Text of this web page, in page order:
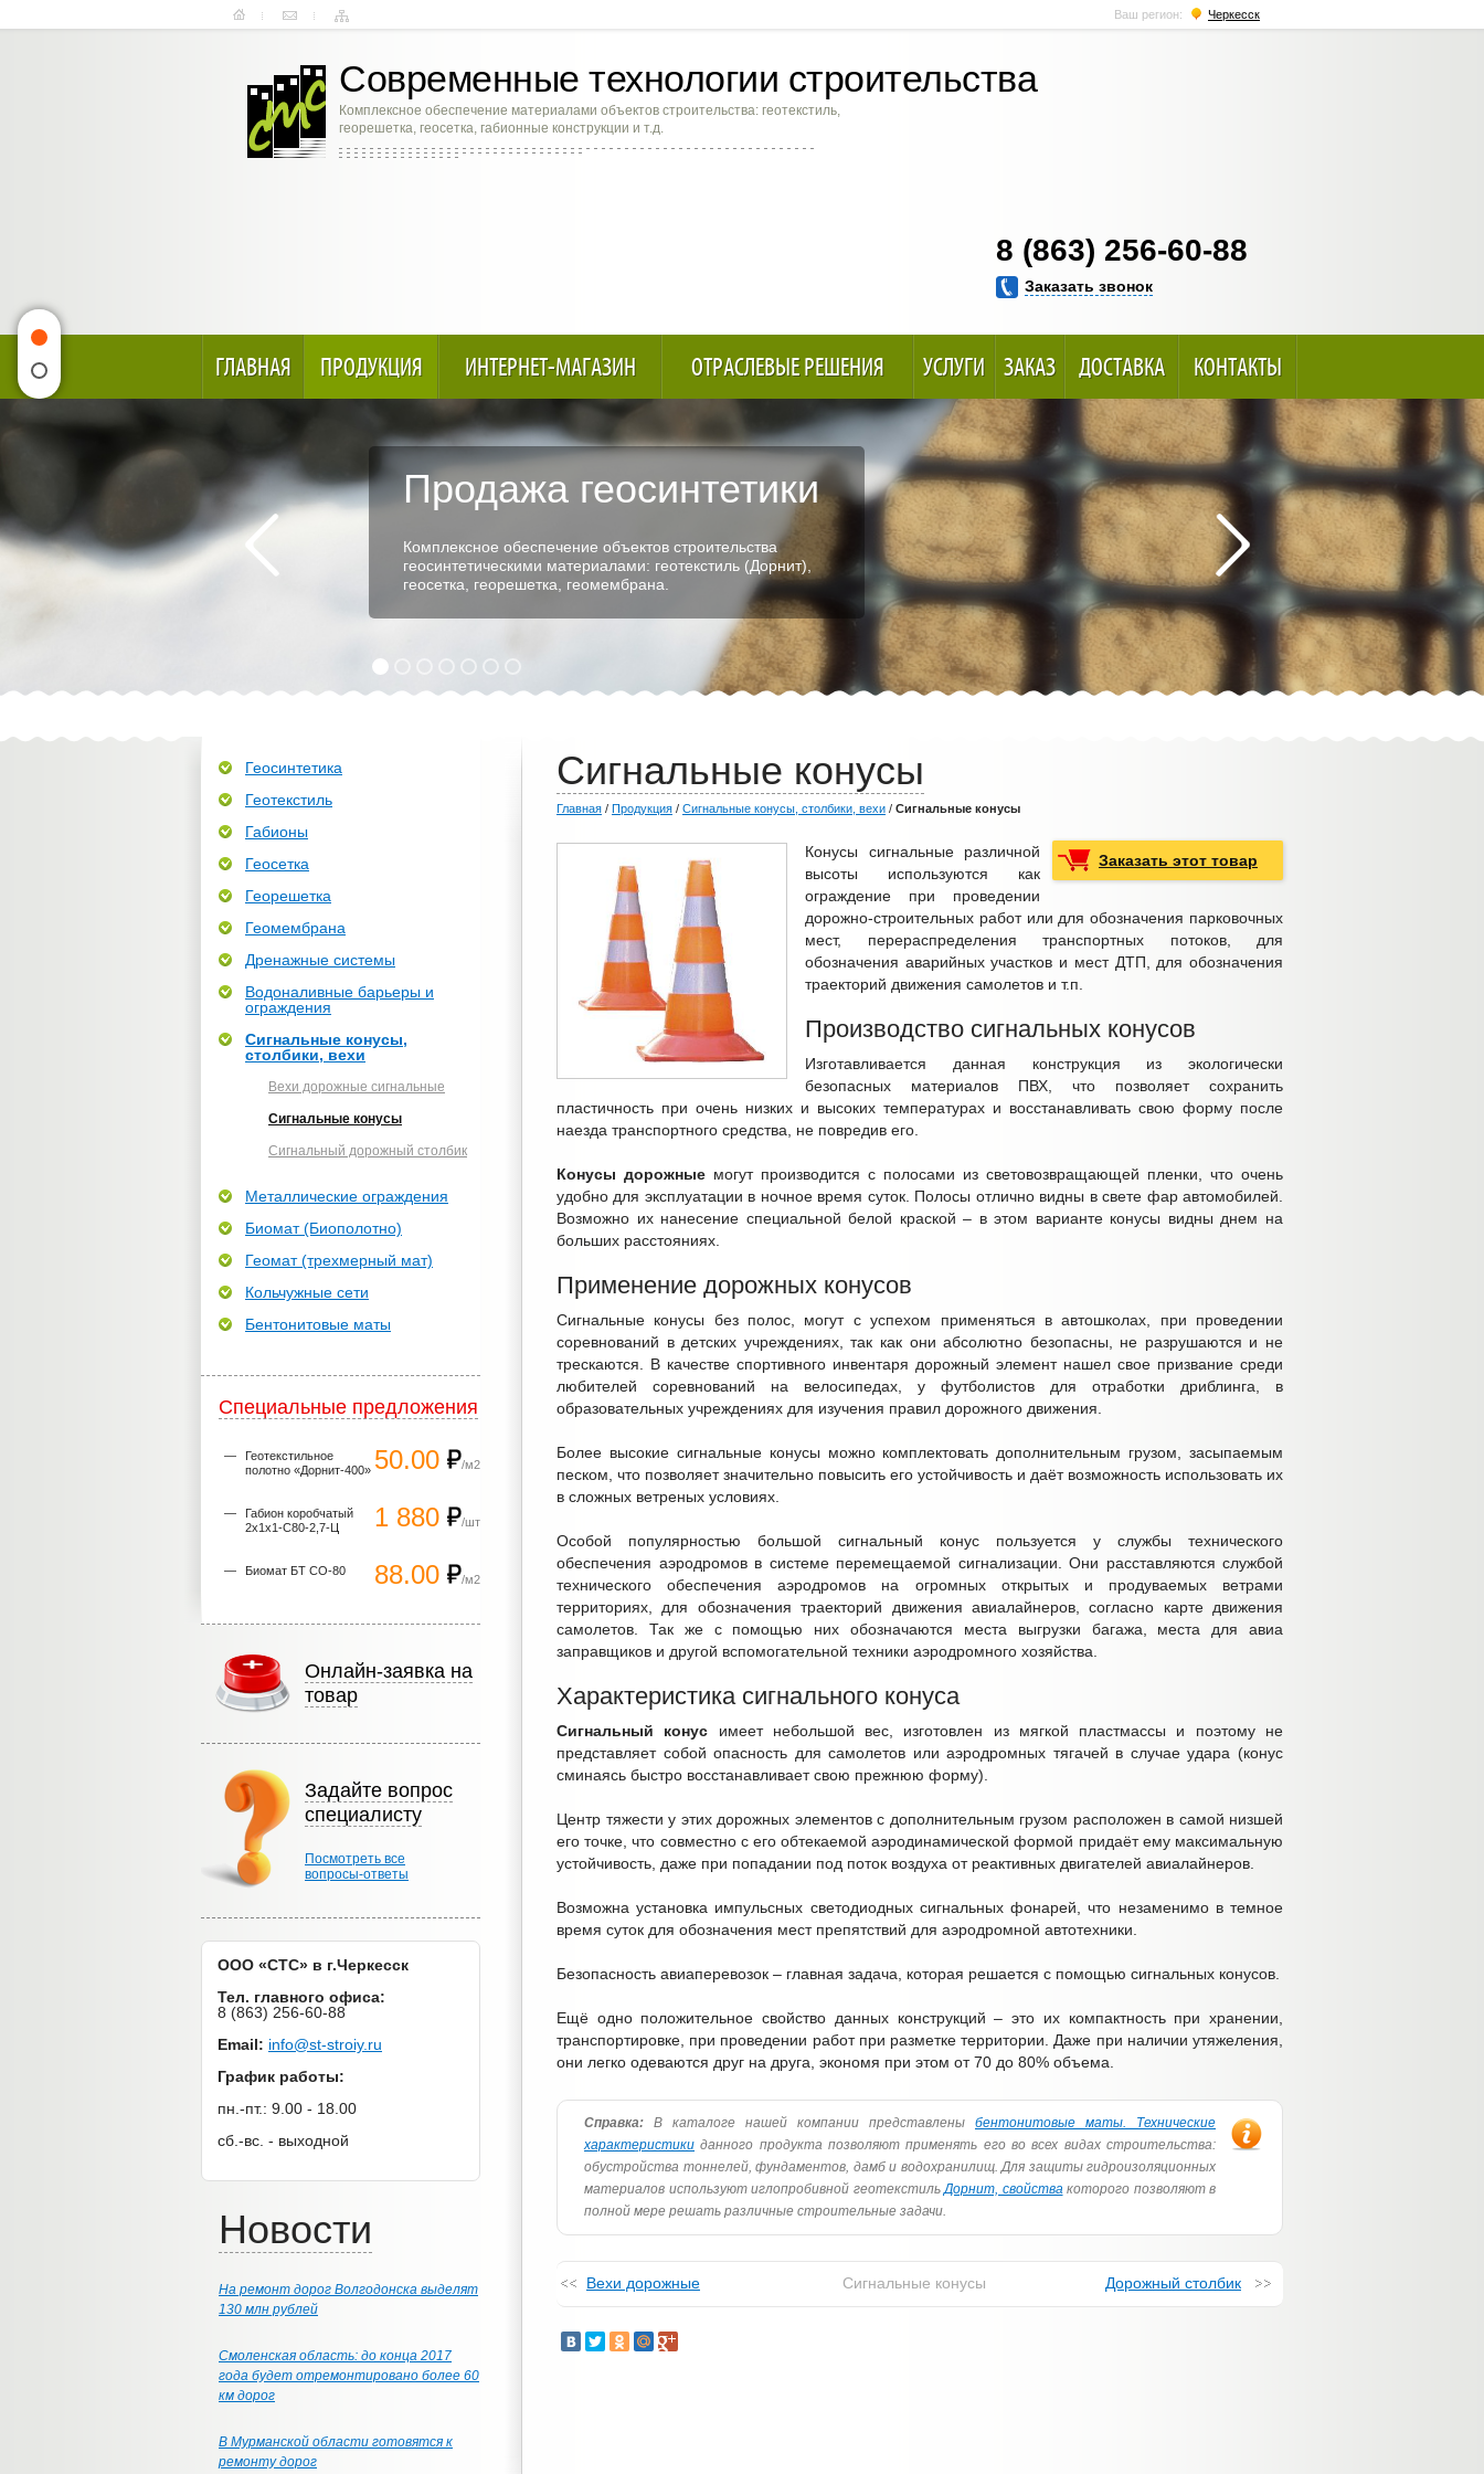
Ваш регион: Черкесск
Современные технологии строительства
Комплексное обеспечение материалами объектов строительства: геотекстиль,
георешетка, геосетка, габионные конструкции и т.д.
8 (863) 256-60-88
Заказать звонок
ГЛАВНАЯ ПРОДУКЦИЯ ИНТЕРНЕТ-МАГАЗИН ОТРАСЛЕВЫЕ РЕШЕНИЯ УСЛУГИ ЗАКАЗ ДОСТАВКА КОНТАКТЫ
Продажа геосинтетики
Комплексное обеспечение объектов строительства
геосинтетическими материалами: геотекстиль (Дорнит),
геосетка, георешетка, геомембрана.
Сигнальные конусы
Главная / Продукция / Сигнальные конусы, столбики, вехи / Сигнальные конусы
Заказать этот товар
Конусы сигнальные различной
высоты используются как
ограждение при проведении
дорожно-строительных работ или для обозначения парковочных
мест, перераспределения транспортных потоков, для
обозначения аварийных участков и мест ДТП, для обозначения
траекторий движения самолетов и т.п.
Производство сигнальных конусов
Изготавливается данная конструкция из экологически
безопасных материалов ПВХ, что позволяет сохранить
пластичность при очень низких и высоких температурах и восстанавливать свою форму после
наезда транспортного средства, не повредив его.
Конусы дорожные могут производится с полосами из световозвращающей пленки, что очень
удобно для эксплуатации в ночное время суток. Полосы отлично видны в свете фар автомобилей.
Возможно их нанесение специальной белой краской – в этом варианте конусы видны днем на
больших расстояниях.
Применение дорожных конусов
Сигнальные конусы без полос, могут с успехом применяться в автошколах, при проведении
соревнований в детских учреждениях, так как они абсолютно безопасны, не разрушаются и не
трескаются. В качестве спортивного инвентаря дорожный элемент нашел свое призвание среди
любителей соревнований на велосипедах, у футболистов для отработки дриблинга, в
образовательных учреждениях для изучения правил дорожного движения.
Более высокие сигнальные конусы можно комплектовать дополнительным грузом, засыпаемым
песком, что позволяет значительно повысить его устойчивость и даёт возможность использовать их
в сложных ветреных условиях.
Особой популярностью большой сигнальный конус пользуется у службы технического
обеспечения аэродромов в системе перемещаемой сигнализации. Они расставляются службой
технического обеспечения аэродромов на огромных открытых и продуваемых ветрами
территориях, для обозначения траекторий движения авиалайнеров, согласно карте движения
самолетов. Так же с помощью них обозначаются места выгрузки багажа, места для авиа
заправщиков и другой вспомогательной техники аэродромного хозяйства.
Характеристика сигнального конуса
Сигнальный конус имеет небольшой вес, изготовлен из мягкой пластмассы и поэтому не
представляет собой опасность для самолетов или аэродромных тягачей в случае удара (конус
сминаясь быстро восстанавливает свою прежнюю форму).
Центр тяжести у этих дорожных элементов с дополнительным грузом расположен в самой низшей
его точке, что совместно с его обтекаемой аэродинамической формой придаёт ему максимальную
устойчивость, даже при попадании под поток воздуха от реактивных двигателей авиалайнеров.
Возможна установка импульсных светодиодных сигнальных фонарей, что незаменимо в темное
время суток для обозначения мест препятствий для аэродромной автотехники.
Безопасность авиаперевозок – главная задача, которая решается с помощью сигнальных конусов.
Ещё одно положительное свойство данных конструкций – это их компактность при хранении,
транспортировке, при проведении работ при разметке территории. Даже при наличии утяжеления,
они легко одеваются друг на друга, экономя при этом от 70 до 80% объема.
Справка: В каталоге нашей компании представлены бентонитовые маты. Технические
характеристики данного продукта позволяют применять его во всех видах строительства:
обустройства тоннелей, фундаментов, дамб и водохранилищ. Для защиты гидроизоляционных
материалов используют иглопробивной геотекстильДорнит, свойствакоторого позволяют в
полной мере решать различные строительные задачи.
Вехи дорожные Сигнальные конусы Дорожный столбик
Геосинтетика
Геотекстиль
Габионы
Геосетка
Георешетка
Геомембрана
Дренажные системы
Водоналивные барьеры и
ограждения
Сигнальные конусы,
столбики, вехи
Вехи дорожные сигнальные
Сигнальные конусы
Сигнальный дорожный столбик
Металлические ограждения
Биомат (Биополотно)
Геомат (трехмерный мат)
Кольчужные сети
Бентонитовые маты
Специальные предложения
50.00 /м2
Геотекстильное
полотно «Дорнит-400»
1 880 /шт
Габион коробчатый
2х1х1-С80-2,7-Ц
88.00 /м2
Биомат БТ СО-80
Онлайн-заявка на
товар
Задайте вопрос
специалисту
Посмотреть все
вопросы-ответы
ООО «СТС» в г.Черкесск
Тел. главного офиса:
8 (863) 256-60-88
Email: info@st-stroiy.ru
График работы:
пн.-пт.: 9.00 - 18.00
сб.-вс. - выходной
Новости
На ремонт дорог Волгодонска выделят
130 млн рублей
Смоленская область: до конца 2017
года будет отремонтировано более 60
км дорог
В Мурманской области готовятся к
ремонту дорог